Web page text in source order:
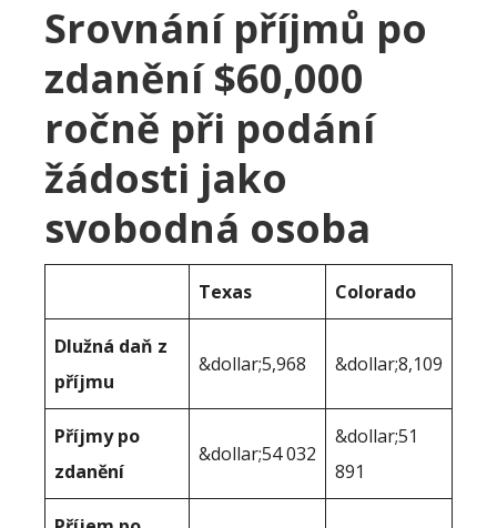
Srovnání příjmů po
zdanění $60,000
ročně při podání
žádosti jako
svobodná osoba
Texas Colorado
Dlužná daň z
příjmu
&dollar;5,968 &dollar;8,109
Příjmy po
zdanění
&dollar;54 032
&dollar;51
891